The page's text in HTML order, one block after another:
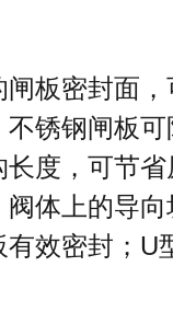
板密封面
锈钢闸板
度，可节
体上的导
效密封；U